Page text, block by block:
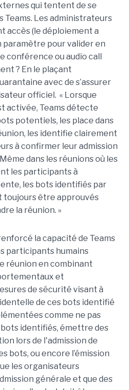
qui tentent de se
Teams. Les administrateurs
accès (le déploiement a
paramètre pour valider en
conférence ou audio call
? En le plaçant
avec de s’assurer
officiel. « Lorsque
activée, Teams détecte
potentiels, les place dans
les identifie clairement
à confirmer leur admission
Même dans les réunions où les
les participants à
les bots identifiés par
être approuvés
la réunion. »
la capacité de Teams
participants humains
réunion en combinant
et
de sécurité visant à
de ces bots identifié
comme ne pas
identifiés, émettre des
lors de l'admission de
bots, ou encore l’émission
les organisateurs
générale et que des